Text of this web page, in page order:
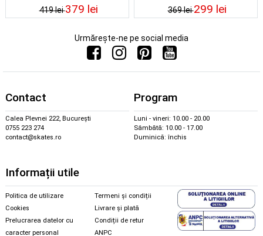
419 lei379 lei 369 lei299 lei
Urmărește-ne pe social media
Contact
Calea Plevnei 222, București
0755 223 274
contact@skates.ro
Program
Luni - vineri: 10.00 - 20.00
Sâmbătă: 10.00 - 17.00
Duminică: închis
Informații utile
Politica de utilizare
Cookies
Prelucrarea datelor cu
caracter personal
Termeni și condiții
Livrare și plată
Condiții de retur
ANPC